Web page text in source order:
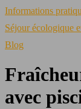
Informations
Séjour écologique
Blog
avec